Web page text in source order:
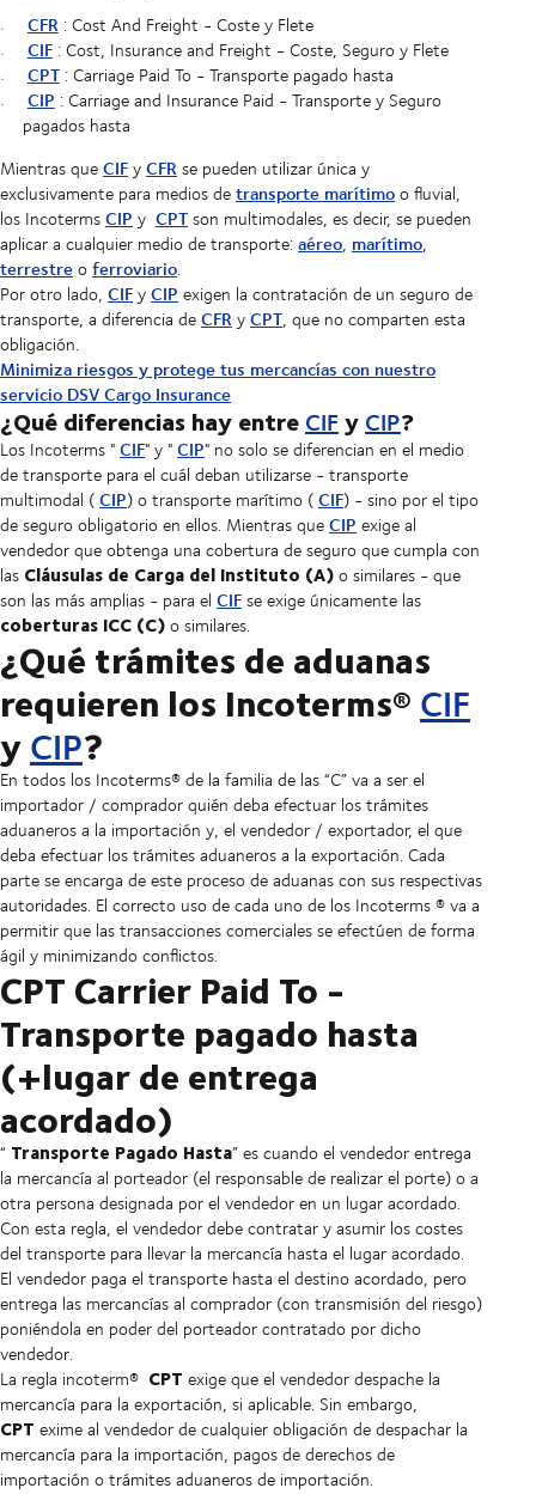
CFR : Cost And Freight - Coste y Flete
CIF : Cost, Insurance and Freight - Coste, Seguro y Flete
CPT : Carriage Paid To - Transporte pagado hasta
CIP : Carriage and Insurance Paid - Transporte y Seguro
pagados hasta
Mientras queCIFyCFRse pueden utilizar única y
exclusivamente para medios detransporte marítimoo fluvial,
los IncotermsCIP y CPTson multimodales, es decir, se pueden
aplicar a cualquier medio de transporte:aéreo, marítimo,
terrestreoferroviario.
Por otro lado, CIFyCIP exigen la contratación de un seguro de
transporte, a diferencia deCFRyCPT, que no comparten esta
obligación.
Minimiza riesgos y protege tus mercancías con nuestro
servicio DSV Cargo Insurance
¿Qué diferencias hay entre CIFy CIP?
Los Incoterms "CIF" y "CIP" no solo se diferencian en el medio
de transporte para el cuál deban utilizarse - transporte
multimodal (CIP) o transporte marítimo (CIF) - sino por el tipo
de seguro obligatorio en ellos. Mientras queCIP exige al
vendedor que obtenga una cobertura de seguro que cumpla con
las Cláusulas de Carga del Instituto (A)o similares - que
son las más amplias - para el CIFse exige únicamente las
coberturas ICC (C)o similares.
¿Qué trámites de aduanas
requieren los Incoterms® CIF
yCIP?
En todos los Incoterms® de la familia de las “C” va a ser el
importador / comprador quién deba efectuar los trámites
aduaneros a la importación y, el vendedor / exportador, el que
deba efectuar los trámites aduaneros a la exportación. Cada
parte se encarga de este proceso de aduanas con sus respectivas
autoridades. El correcto uso de cada uno de los Incoterms®va a
permitir que las transacciones comerciales se efectúen de forma
ágil y minimizando conflictos.
CPT Carrier Paid To -
Transporte pagado hasta
(+lugar de entrega
acordado)
“ Transporte Pagado Hasta” es cuando el vendedor entrega
la mercancía al porteador (el responsable de realizar el porte) o a
otra persona designada por el vendedor en un lugar acordado.
Con esta regla, el vendedor debe contratar y asumir los costes
del transporte para llevar la mercancía hasta el lugar acordado.
El vendedor paga el transporte hasta el destino acordado, pero
entrega las mercancías al comprador (con transmisión del riesgo)
poniéndola en poder del porteador contratado por dicho
vendedor.
La regla incoterm® CPT exige que el vendedor despache la
mercancía para la exportación, si aplicable. Sin embargo,
CPT exime al vendedor de cualquier obligación de despachar la
mercancía para la importación, pagos de derechos de
importación o trámites aduaneros de importación.